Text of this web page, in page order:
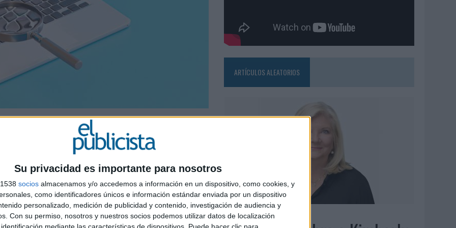
Su privacidad es importante para nosotros
socios almacenamos y/o accedemos a información en un dispositivo, como cookies, y
como identificadores únicos e información estándar enviada por un dispositivo
personalizado, medición de publicidad y contenido, investigación de audiencia y
Con su permiso, nosotros y nuestros socios podemos utilizar datos de localización
mediante las características de dispositivos. Puede hacer clic para
REGRESO DEL FÚTBOL
y campañas de manipulación
estadounidenses
como una de las principales amenazas para las
Según el informe ‘2026 U.S. Midterm Election
la preocupación ya no se centra tanto en
campañas destinadas a alterar la percepción
web fraudulentas.
ARTÍCULOS ALEATORIOS